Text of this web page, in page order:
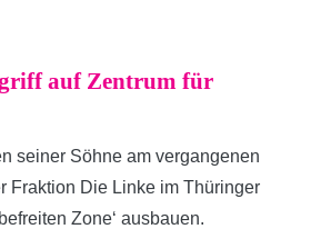
auf Zentrum für
seiner Söhne am vergangenen
Fraktion Die Linke im Thüringer
Zone‘ ausbauen.